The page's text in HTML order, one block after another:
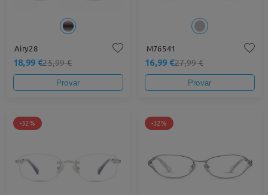
Airy28
18,99 €25,99 €
Provar
M76541
16,99 €27,99 €
Provar
-32% -32%